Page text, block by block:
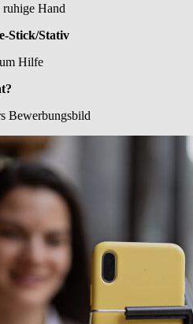
Hand
Stick/Stativ
Hilfe
Bewerbungsbild